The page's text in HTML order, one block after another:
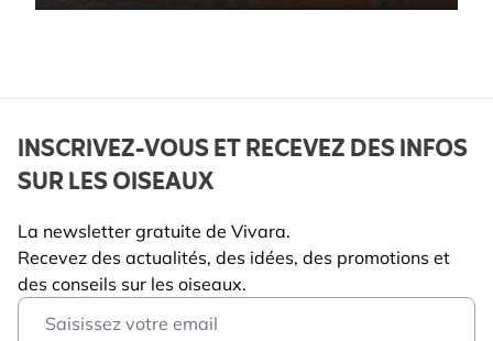
INSCRIVEZ-VOUS ET RECEVEZ DES INFOS
SUR LES OISEAUX
La newsletter gratuite de Vivara.
Recevez des actualités, des idées, des promotions et
des conseils sur les oiseaux.
Email Address